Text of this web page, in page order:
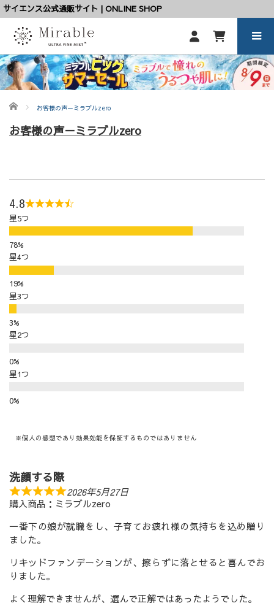
サイエンス公式通販サイト | ONLINE SHOP
ホーム お客様の声－ミラブルzero
お客様の声－ミラブルzero
4.8
星5つ
星4つ
星3つ
星2つ
星1つ
※個人の感想であり効果効能を保証するものではありません
洗顔する際
2026年5月27日
購入商品：ミラブルzero
一番下の娘が就職をし、子育てお疲れ様の気持ちを込め贈り
ました。
リキッドファンデーションが、擦らずに落とせると喜んでお
りました。
よく理解できませんが、選んで正解ではあったようでした。